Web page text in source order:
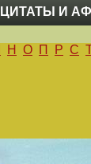
ЦИТАТЫ И
Н О П Р С